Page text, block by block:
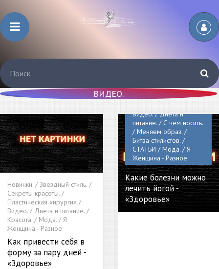
ВИДЕО.
Новинки. / Звездный стиль. /
Секреты красоты. /
Пластическая хирургия /
Видео. / Диета и питание. /
Красота. / Мода. / Я
Женщина - Разное
Как привести себя в
форму за пару дней -
«Здоровье»
Новинки. /
Пластическая хирургия
Видео. / Диета и
питание. / С чем носить.
/ Меняем образ. /
Битва стилистов. /
СТАТЬИ / Мода. / Я
Женщина - Разное
Какие болезни можно
лечить йогой -
«Здоровье»